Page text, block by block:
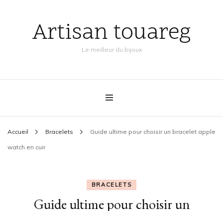
Artisan touareg
Le meilleur du bijoux
Accueil Bracelets Guide ultime pour choisir un bracelet apple
watch en cuir
BRACELETS
Guide ultime pour choisir un